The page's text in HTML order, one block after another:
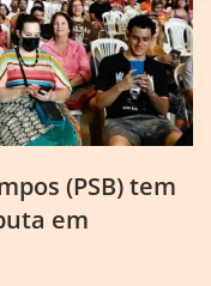
(PSB) tem
em